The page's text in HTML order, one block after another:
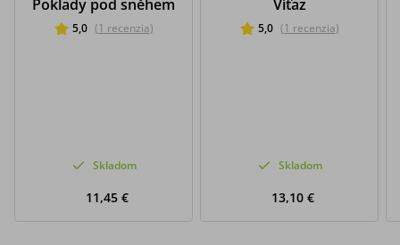
Poklady pod sněhem
5,0 (1 recenzia)
Skladom
11,45 €
Víťaz
5,0 (1 recenzia)
Skladom
13,10 €